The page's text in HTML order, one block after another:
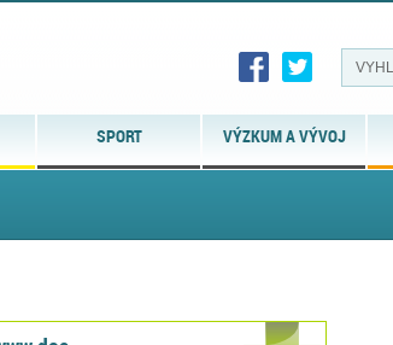
SPORT VÝZKUM A VÝVOJ